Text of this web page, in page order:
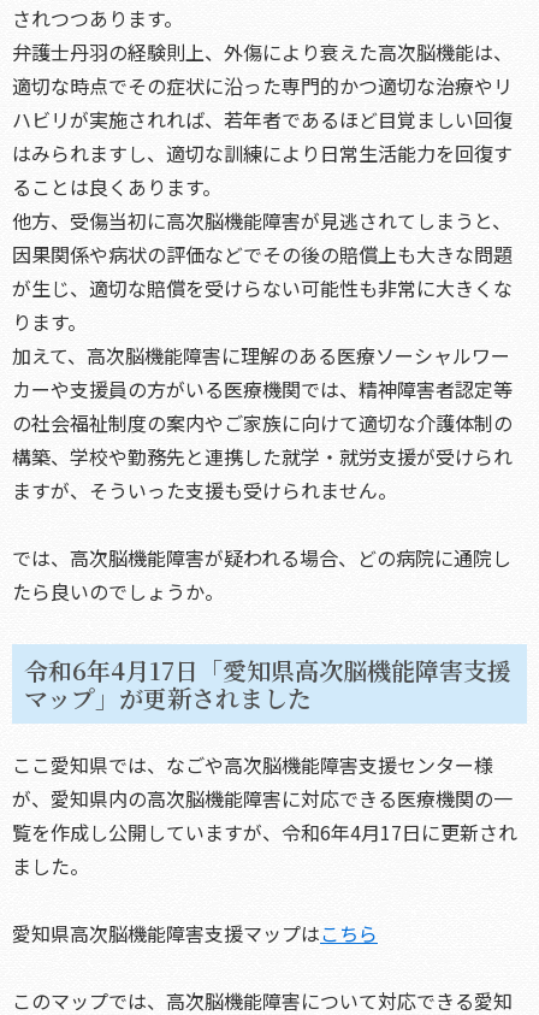
されつつあります。
弁護士丹羽の経験則上、外傷により衰えた高次脳機能は、
適切な時点でその症状に沿った専門的かつ適切な治療やリ
ハビリが実施されれば、若年者であるほど目覚ましい回復
はみられますし、適切な訓練により日常生活能力を回復す
ることは良くあります。
他方、受傷当初に高次脳機能障害が見逃されてしまうと、
因果関係や病状の評価などでその後の賠償上も大きな問題
が生じ、適切な賠償を受けらない可能性も非常に大きくな
ります。
加えて、高次脳機能障害に理解のある医療ソーシャルワー
カーや支援員の方がいる医療機関では、精神障害者認定等
の社会福祉制度の案内やご家族に向けて適切な介護体制の
構築、学校や勤務先と連携した就学・就労支援が受けられ
ますが、そういった支援も受けられません。
では、高次脳機能障害が疑われる場合、どの病院に通院し
たら良いのでしょうか。
令和6年4月17日「愛知県高次脳機能障害支援
マップ」が更新されました
ここ愛知県では、なごや高次脳機能障害支援センター様
が、愛知県内の高次脳機能障害に対応できる医療機関の一
覧を作成し公開していますが、令和6年4月17日に更新され
ました。
愛知県高次脳機能障害支援マップはこちら
このマップでは、高次脳機能障害について対応できる愛知